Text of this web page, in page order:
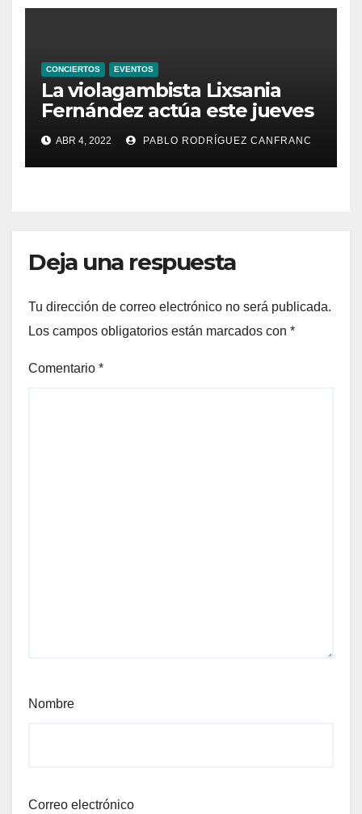
CONCIERTOS EVENTOS
La violagambista Lixsania
Fernández actúa este jueves
en el ciclo de música en
directo de Fundación Cañada
Blanch
ABR 4, 2022 PABLO RODRÍGUEZ CANFRANC
Deja una respuesta
Tu dirección de correo electrónico no será publicada.
Los campos obligatorios están marcados con *
Comentario *
Nombre
Correo electrónico